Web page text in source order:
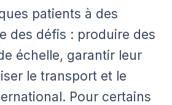
patients à des
des défis : produire des
échelle, garantir leur
le transport et le
Pour certains